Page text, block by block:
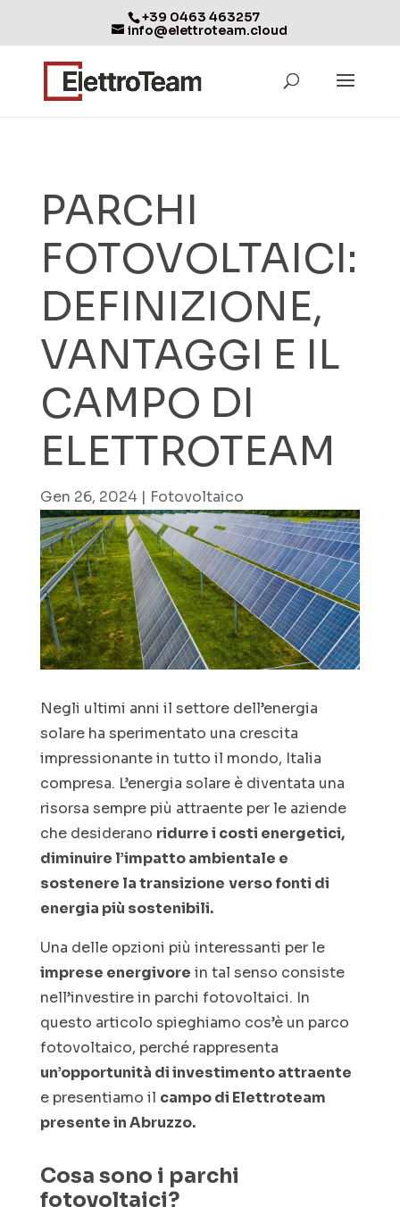
+39 0463 463257
info@elettroteam.cloud
PARCHI
FOTOVOLTAICI:
DEFINIZIONE,
VANTAGGI E IL
CAMPO DI
ELETTROTEAM
Gen 26, 2024 | Fotovoltaico
Negli ultimi anni il settore dell’energia
solare ha sperimentato una crescita
impressionante in tutto il mondo, Italia
compresa. L’energia solare è diventata una
risorsa sempre più attraente per le aziende
che desiderano ridurre i costi energetici,
diminuire l’impatto ambientale e
sostenere la transizione verso fonti di
energia più sostenibili.
Una delle opzioni più interessanti per le
imprese energivore in tal senso consiste
nell’investire in parchi fotovoltaici. In
questo articolo spieghiamo cos’è un parco
fotovoltaico, perché rappresenta
un’opportunità di investimento attraente
e presentiamo il campo di Elettroteam
presente in Abruzzo.
Cosa sono i parchi
fotovoltaici?